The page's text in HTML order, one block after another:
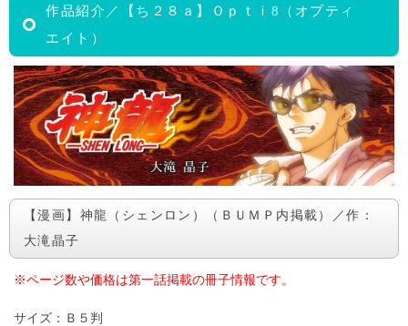
作品紹介／【ち２８ａ】Ｏｐｔｉ8（オプティ
エイト）
【漫画】神龍（シェンロン）（ＢＵＭＰ内掲載）／作：
大滝晶子
※ページ数や価格は第一話掲載の冊子情報です。
サイズ：Ｂ５判